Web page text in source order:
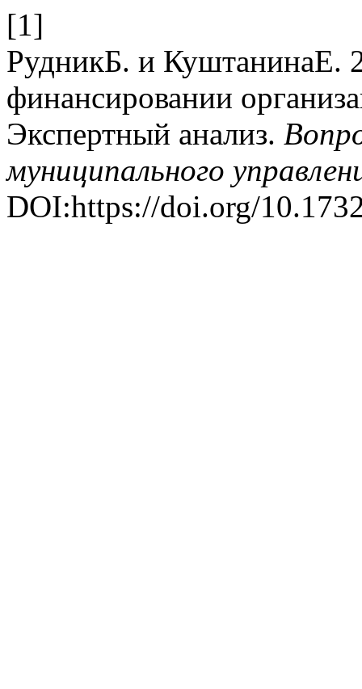
[1]
РудникБ. и КуштанинаЕ.
финансировании
Экспертный анализ.
муниципального
DOI:https://doi.org/